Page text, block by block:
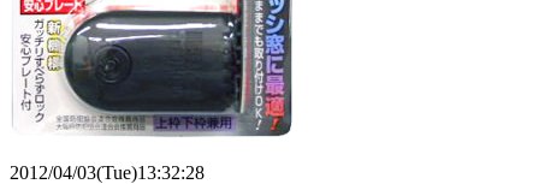
2012/04/03(Tue)13:32:28